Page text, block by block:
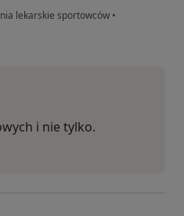
lekarskie sportowców •
i nie tylko.